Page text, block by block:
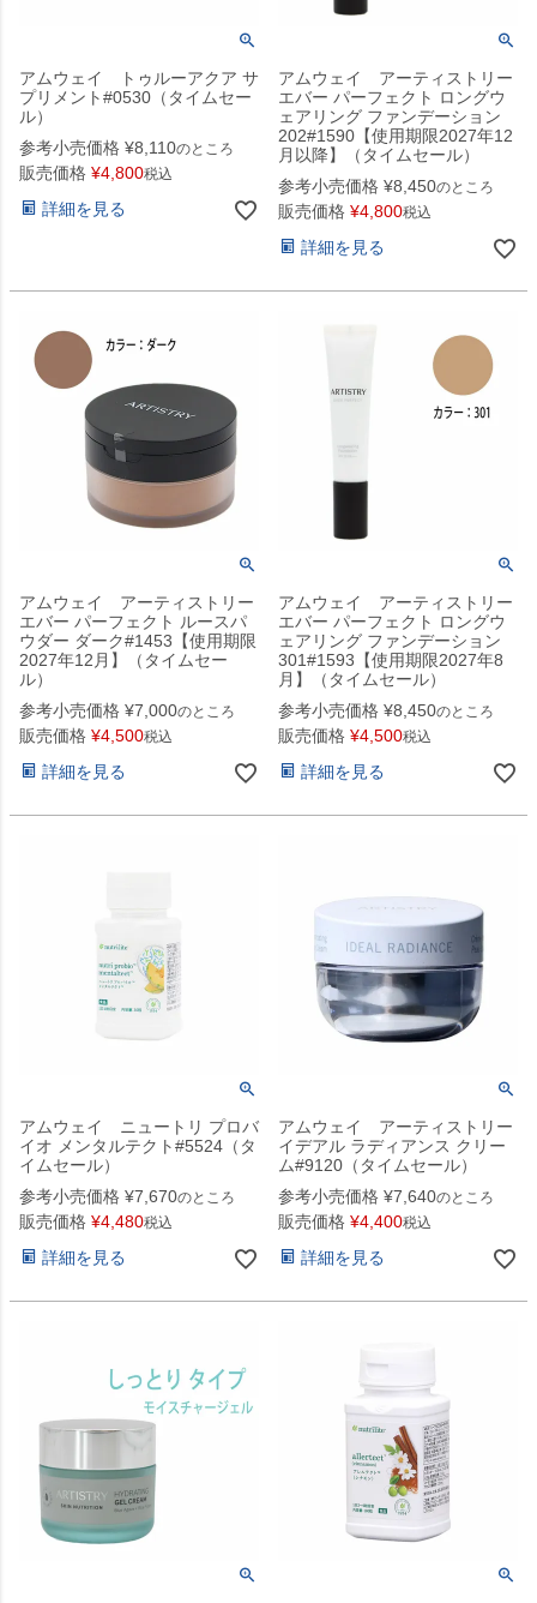
アムウェイ トゥルーアクア サ
プリメント#0530（タイムセー
ル）
参考小売価格 ¥8,110のところ
販売価格 ¥4,800税込
詳細を見る
アムウェイ アーティストリー
エバー パーフェクト ロングウ
ェアリング ファンデーション
202#1590【使用期限2027年12
月以降】（タイムセール）
参考小売価格 ¥8,450のところ
販売価格 ¥4,800税込
詳細を見る
アムウェイ アーティストリー
エバー パーフェクト ルースパ
ウダー ダーク#1453【使用期限
2027年12月】（タイムセー
ル）
参考小売価格 ¥7,000のところ
販売価格 ¥4,500税込
詳細を見る
アムウェイ アーティストリー
エバー パーフェクト ロングウ
ェアリング ファンデーション
301#1593【使用期限2027年8
月】（タイムセール）
参考小売価格 ¥8,450のところ
販売価格 ¥4,500税込
詳細を見る
アムウェイ ニュートリ プロバ
イオ メンタルテクト#5524（タ
イムセール）
参考小売価格 ¥7,670のところ
販売価格 ¥4,480税込
詳細を見る
アムウェイ アーティストリー
イデアル ラディアンス クリー
ム#9120（タイムセール）
参考小売価格 ¥7,640のところ
販売価格 ¥4,400税込
詳細を見る